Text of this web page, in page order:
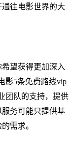
往电影世界的大
望获得更加深入
影5条免费路线vip
团队的支持，提供
务可能只提供基
需求。